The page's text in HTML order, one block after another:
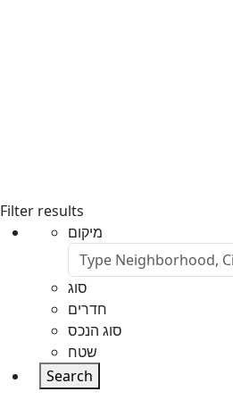
Filter results
מיקום
סוג
חדרים
סוג הנכס
שטח
Search